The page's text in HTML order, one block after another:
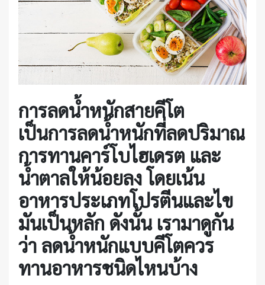
การลดน้ำหนักสายคีโต
เป็นการลดน้ำหนักที่ลดปริมาณ
การทานคาร์โบไฮเดรต และ
น้ำตาลให้น้อยลง โดยเน้น
อาหารประเภทโปรตีนและไข
มันเป็นหลัก ดังนั้น เรามาดูกัน
ว่า ลดน้ำหนักแบบคีโตควร
ทานอาหารชนิดไหนบ้าง